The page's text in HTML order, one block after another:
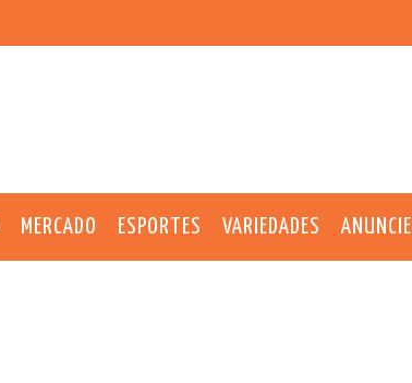
MERCADO ESPORTES VARIEDADES ANUNCIE